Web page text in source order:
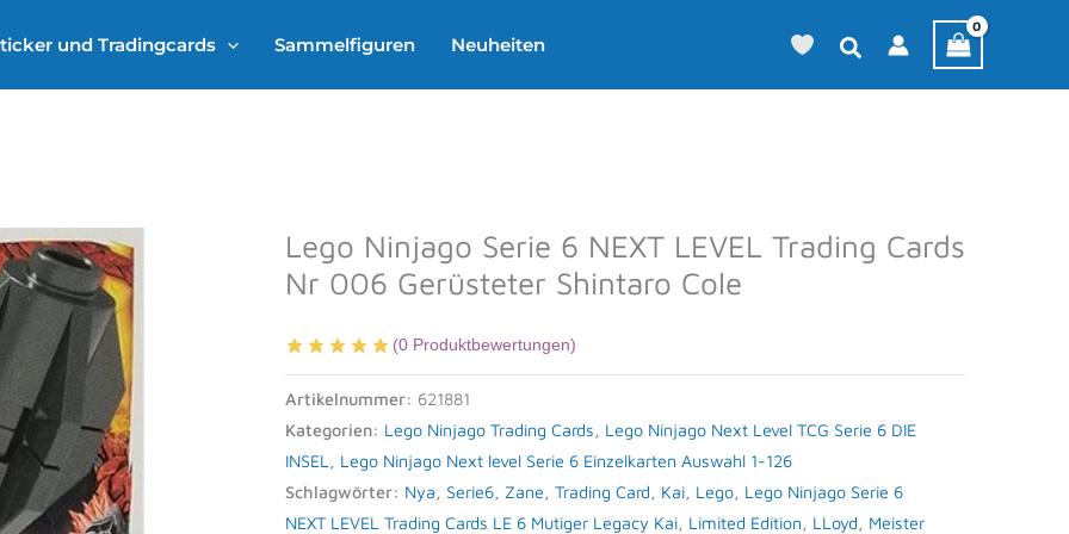
und Tradingcards Sammelfiguren Neuheiten
Lego Ninjago Serie 6 NEXT LEVEL Trading Cards
Nr 006 Gerüsteter Shintaro Cole
(0 Produktbewertungen)
Artikelnummer: 621881
Kategorien: Lego Ninjago Trading Cards
Lego Ninjago Next Level TCG Serie 6 DIE
INSEL
Lego Ninjago Next level Serie 6 Einzelkarten Auswahl 1-126
Schlagwörter: Nya Serie6 Zane Trading Card Kai Lego Lego Ninjago Serie 6
NEXT LEVEL Trading Cards LE 6 Mutiger Legacy Kai Limited Edition LLoyd
Meister